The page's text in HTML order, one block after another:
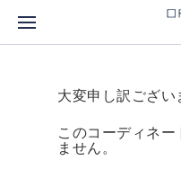
大変申し訳ござい
このコーディネー
ません。